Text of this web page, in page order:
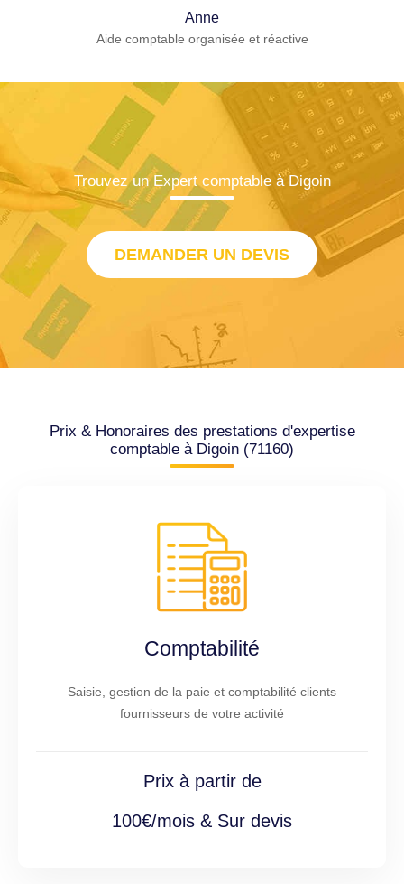
Anne
Aide comptable organisée et réactive
Trouvez un Expert comptable à Digoin
DEMANDER UN DEVIS
Prix & Honoraires des prestations d'expertise
comptable à Digoin (71160)
Comptabilité
Saisie, gestion de la paie et comptabilité clients
fournisseurs de votre activité
Prix à partir de
100€/mois & Sur devis